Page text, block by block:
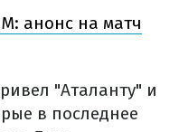
анонс на матч
"Аталанту" и
в последнее